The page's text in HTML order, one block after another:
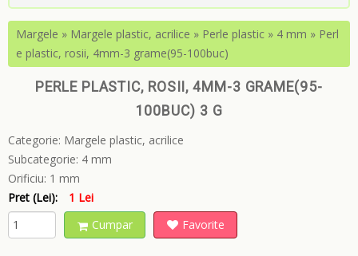
Margele » Margele plastic, acrilice » Perle plastic » 4 mm » Perl
e plastic, rosii, 4mm-3 grame(95-100buc)
PERLE PLASTIC, ROSII, 4MM-3 GRAME(95-
100BUC) 3 G
Categorie: Margele plastic, acrilice
Subcategorie: 4 mm
Orificiu: 1 mm
Pret (Lei):
1 Lei
Cumpar
Favorite